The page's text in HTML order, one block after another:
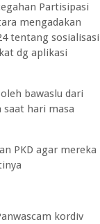
Partisipasi
mengadakan
tentang sosialisasi
dg aplikasi
bawaslu dari
saat hari masa
PKD agar mereka
kordiv